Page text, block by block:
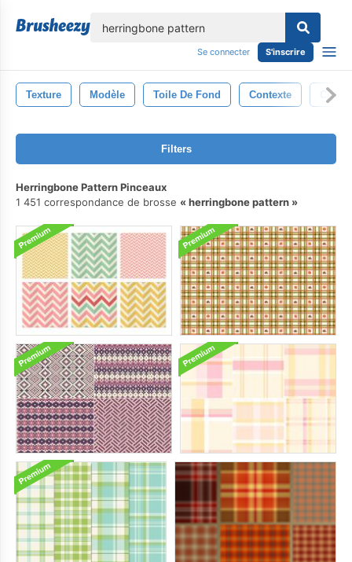
Se connecter S'inscrire
Texture Modèle Toile De Fond Contexte Cru
Filters
Herringbone Pattern Pinceaux
1 451 correspondance de brosse
herringbone pattern